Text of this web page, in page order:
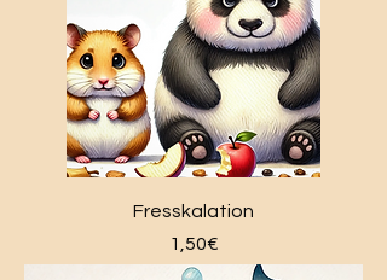
Fresskalation
Price
1,50€